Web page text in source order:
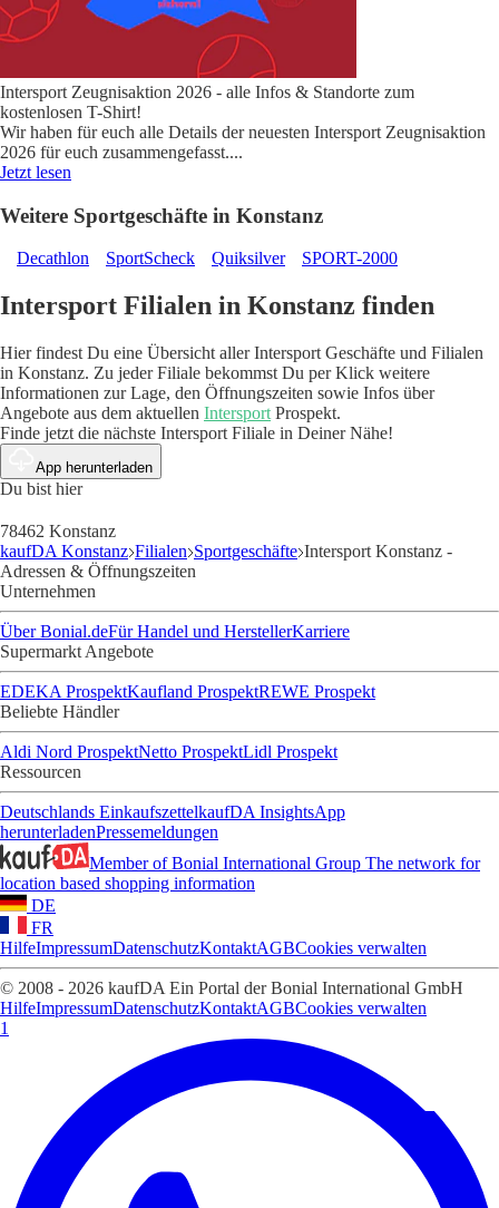
Intersport Zeugnisaktion 2026 - alle Infos & Standorte zum
kostenlosen T-Shirt!
Wir haben für euch alle Details der neuesten Intersport Zeugnisaktion
2026 für euch zusammengefasst....
Jetzt lesen
Weitere Sportgeschäfte in Konstanz
Decathlon SportScheck Quiksilver SPORT-2000
Intersport Filialen in Konstanz finden
Hier findest Du eine Übersicht aller Intersport Geschäfte und Filialen
in Konstanz. Zu jeder Filiale bekommst Du per Klick weitere
Informationen zur Lage, den Öffnungszeiten sowie Infos über
Angebote aus dem aktuellen Intersport Prospekt.
Finde jetzt die nächste Intersport Filiale in Deiner Nähe!
App herunterladen
Du bist hier
78462 Konstanz
kaufDA Konstanz Filialen Sportgeschäfte Intersport Konstanz -
Adressen & Öffnungszeiten
Unternehmen
Über Bonial.deFür Handel und HerstellerKarriere
Supermarkt Angebote
EDEKA ProspektKaufland ProspektREWE Prospekt
Beliebte Händler
Aldi Nord ProspektNetto ProspektLidl Prospekt
Ressourcen
Deutschlands EinkaufszettelkaufDA InsightsApp
herunterladenPressemeldungen
Member of Bonial International Group The network for
location based shopping information
DE
FR
HilfeImpressumDatenschutzKontaktAGBCookies verwalten
© 2008 - 2026 kaufDA Ein Portal der Bonial International GmbH
HilfeImpressumDatenschutzKontaktAGBCookies verwalten
1